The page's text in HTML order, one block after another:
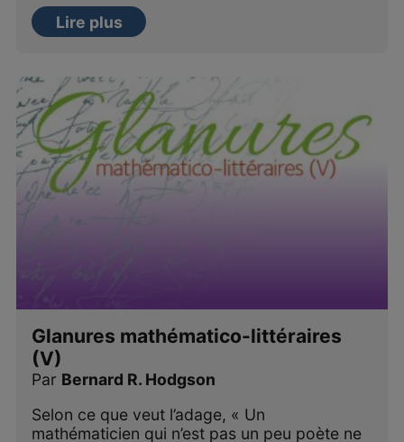
Lire plus
Glanures mathématico-littéraires
(V)
Par Bernard R. Hodgson
Selon ce que veut l’adage, « Un
mathématicien qui n’est pas un peu poète ne